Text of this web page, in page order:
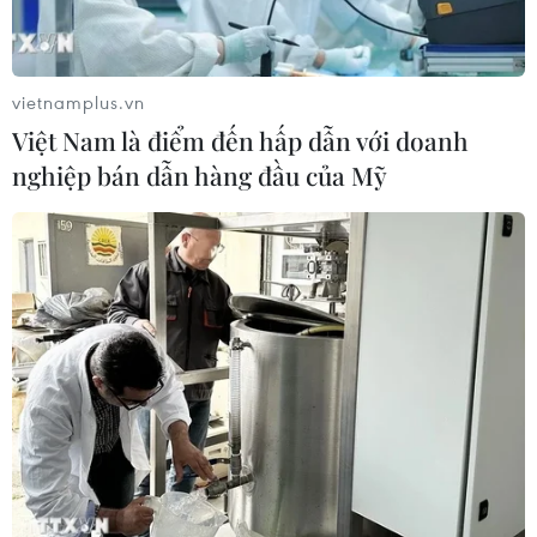
Campuchia: Vì sao thầy trò
HLV Kim Sang-sik cần
giành ngôi đầu bảng?
06/08/2026 11:05
Campuchia: 'Phù thủy Kim'
sẽ xoay tua toan tính
đường dài?
06/08/2026 08:25
vietnamplus.vn
Việt Nam là điểm đến hấp dẫn với doanh
nghiệp bán dẫn hàng đầu của Mỹ